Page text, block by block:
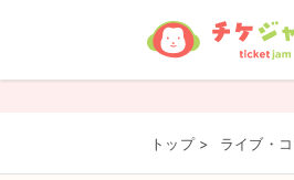
トップ > ライブ・